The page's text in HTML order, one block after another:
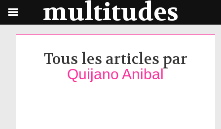
Tous les articles par
Quijano Anibal
multitudes